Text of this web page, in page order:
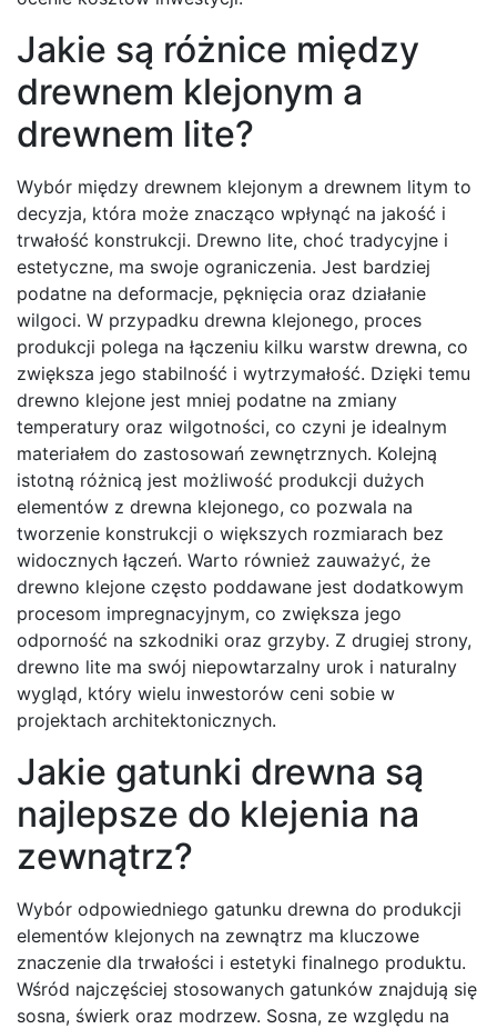
Jakie są różnice między
drewnem klejonym a
drewnem lite?
Wybór między drewnem klejonym a drewnem litym to
decyzja, która może znacząco wpłynąć na jakość i
trwałość konstrukcji. Drewno lite, choć tradycyjne i
estetyczne, ma swoje ograniczenia. Jest bardziej
podatne na deformacje, pęknięcia oraz działanie
wilgoci. W przypadku drewna klejonego, proces
produkcji polega na łączeniu kilku warstw drewna, co
zwiększa jego stabilność i wytrzymałość. Dzięki temu
drewno klejone jest mniej podatne na zmiany
temperatury oraz wilgotności, co czyni je idealnym
materiałem do zastosowań zewnętrznych. Kolejną
istotną różnicą jest możliwość produkcji dużych
elementów z drewna klejonego, co pozwala na
tworzenie konstrukcji o większych rozmiarach bez
widocznych łączeń. Warto również zauważyć, że
drewno klejone często poddawane jest dodatkowym
procesom impregnacyjnym, co zwiększa jego
odporność na szkodniki oraz grzyby. Z drugiej strony,
drewno lite ma swój niepowtarzalny urok i naturalny
wygląd, który wielu inwestorów ceni sobie w
projektach architektonicznych.
Jakie gatunki drewna są
najlepsze do klejenia na
zewnątrz?
Wybór odpowiedniego gatunku drewna do produkcji
elementów klejonych na zewnątrz ma kluczowe
znaczenie dla trwałości i estetyki finalnego produktu.
Wśród najczęściej stosowanych gatunków znajdują się
sosna, świerk oraz modrzew. Sosna, ze względu na